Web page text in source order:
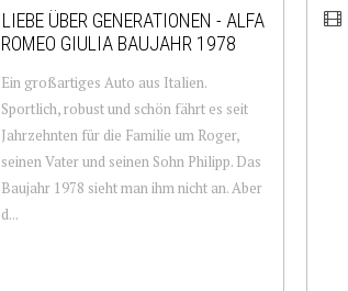
LIEBE ÜBER GENERATIONEN - ALFA
ROMEO GIULIA BAUJAHR 1978
Ein großartiges Auto aus Italien.
Sportlich, robust und schön fährt es seit
Jahrzehnten für die Familie um Roger,
seinen Vater und seinen Sohn Philipp. Das
Baujahr 1978 sieht man ihm nicht an. Aber
d...